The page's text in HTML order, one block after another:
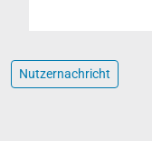
Nutzernachricht